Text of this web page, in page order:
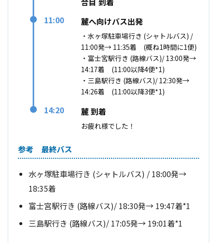
11:00
麓へ向けバス出発
・水ヶ塚駐車場行き (シャトルバス) /
11:00発→ 11:35着 (概ね1時間に1便)
・富士宮駅行き (路線バス)/ 13:00発→
14:17着 (11:00以降4便*1)
・三島駅行き (路線バス)/ 12:30発→
14:26着 (11:00以降3便*1)
14:20 麓 到着
お疲れ様でした！
参考 最終バス
水ヶ塚駐車場行き (シャトルバス) / 18:00発→
18:35着
富士宮駅行き (路線バス)/ 18:30発→ 19:47着*1
三島駅行き (路線バス)/ 17:05発→ 19:01着*1